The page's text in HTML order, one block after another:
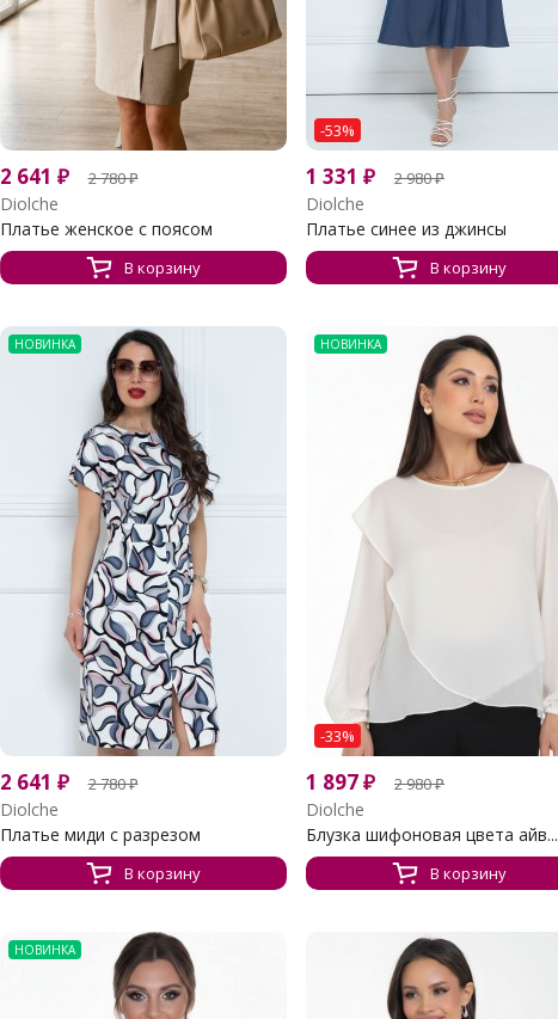
2 641 ₽ 2 780₽
Diolche
Платье женское с поясом
В корзину
-53%
1 331 ₽ 2 980₽
Diolche
Платье синее из джинсы
В корзину
НОВИНКА
2 641 ₽ 2 780₽
Diolche
Платье миди с разрезом
В корзину
НОВИНКА
-33%
1 897₽ 2 980₽
Diolche
Блузка шифоновая цвета айв...
В корзину
НОВИНКА